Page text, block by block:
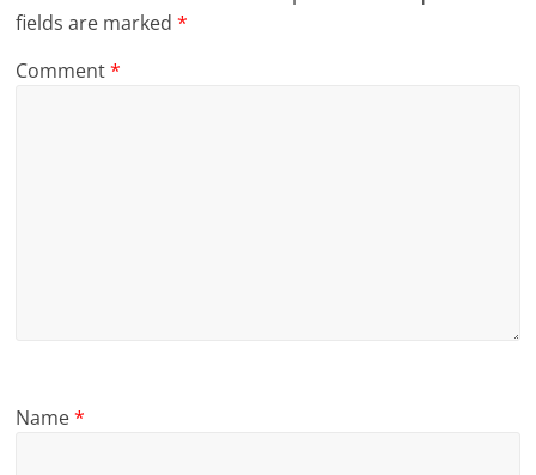
fields are marked*
Comment*
Name*